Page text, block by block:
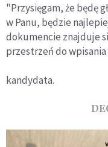
"Przysięgam, że będę
w Panu, będzie
dokumencie znajduje
przestrzeń do
kandydata.